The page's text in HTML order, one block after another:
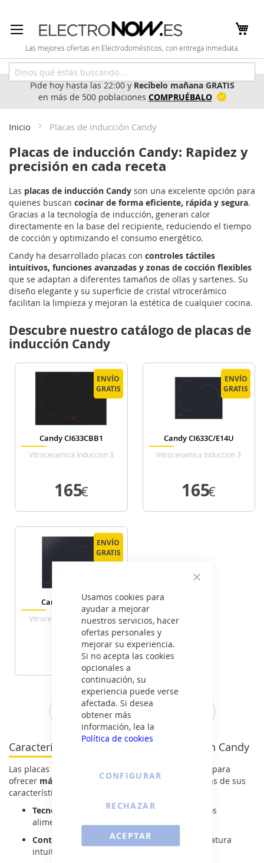
Usamos cookies para
ayudar a mejorar
nuestros servicios, hacer
ofertas personales y
mejorar su experiencia.
Si no acepta las cookies
opcionales a
continuación, su
experiencia puede verse
afectada. Si desea
obtener más
información, lea la
Política de cookies
ACEPTAR
CONFIGURAR
RECHAZAR
al
contenido
Las mejores ofertas en Electrodomésticos, con entrega inmediata.
Pide hoy hasta las 22:00 yRecíbelo mañana GRATIS
en más de 500 poblaciones COMPRUÉBALO
Inicio Placas de inducción Candy
Placas de inducción Candy: Rapidez y
precisión en cada receta
Las placas de inducción Candy son una excelente opción para
quienes buscan cocinar de forma eficiente, rápida y segura.
Gracias a la tecnología de inducción, generan calor
directamente en la base del recipiente, reduciendo el tiempo
de cocción y optimizando el consumo energético.
Candy ha desarrollado placas con controles táctiles
intuitivos, funciones avanzadas y zonas de cocción flexibles
que se adaptan a diferentes tamaños de ollas y sartenes. Su
diseño elegante y su superficie de cristal vitrocerámico
facilitan la limpieza y mejoran la estética de cualquier cocina.
Descubre nuestro catálogo de placas de
inducción Candy
ENVÍO
GRATIS
ENVÍO
GRATIS
Candy CI633CBB1
Vitroceramica Induccion 3
165
€
ENVÍO
GRATIS
ENVÍO
GRATIS
Candy CI633C/E14U
Vitroceramica Induccion 3
165
€
ENVÍO
GRATIS
ENVÍO
GRATIS
Candy CI633C/E1
Vitroceramica Induccion 3
Zonas Coccion Ancho 60 Cm
VER DETALLE
209€
Ver todas las placas de inducción >
Características de las placas de inducción Candy
Las placas de inducción Candy han sido diseñadas para
ofrecer máxima comodidad y rendimiento
. Algunas de sus
características más destacadas incluyen:
Tecnología de inducción eficiente:
calienta los
alimentos en menos tiempo y ahorra energía.
Control táctil de precisión:ajuste de temperatura
intuitivo con un solo toque.